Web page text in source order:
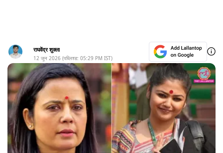
राघवेंद्र शुक्ला
12 जून 2026 (पब्लिश्ड: 05:29 PM IST)